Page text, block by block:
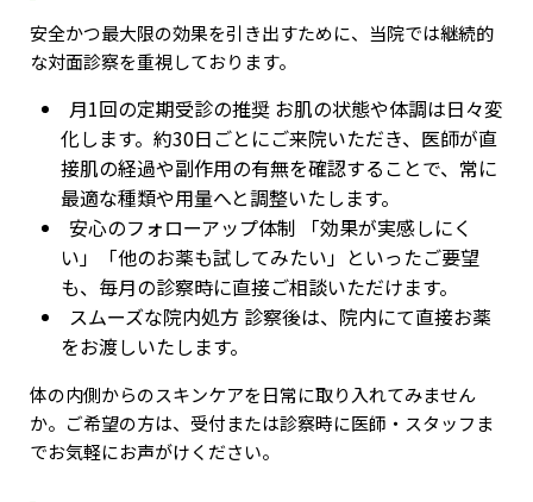
安全かつ最大限の効果を引き出すために、当院では継続的
な対面診察を重視しております。
月1回の定期受診の推奨 お肌の状態や体調は日々変
化します。約30日ごとにご来院いただき、医師が直
接肌の経過や副作用の有無を確認することで、常に
最適な種類や用量へと調整いたします。
安心のフォローアップ体制 「効果が実感しにく
い」「他のお薬も試してみたい」といったご要望
も、毎月の診察時に直接ご相談いただけます。
スムーズな院内処方 診察後は、院内にて直接お薬
をお渡しいたします。
体の内側からのスキンケアを日常に取り入れてみません
か。ご希望の方は、受付または診察時に医師・スタッフま
でお気軽にお声がけください。